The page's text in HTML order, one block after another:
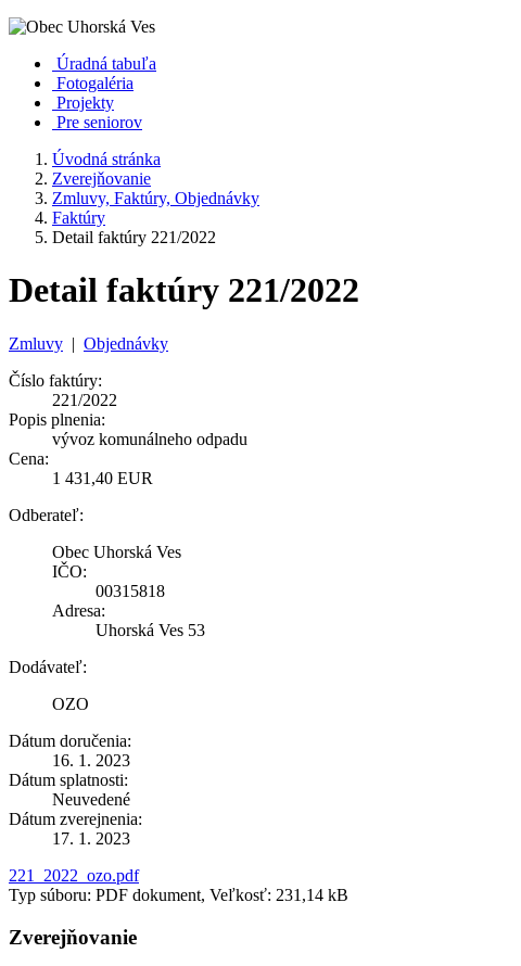
Úradná tabuľa
Fotogaléria
Projekty
Pre seniorov
Úvodná stránka
Zverejňovanie
Zmluvy, Faktúry, Objednávky
Faktúry
Detail faktúry 221/2022
Detail faktúry 221/2022
Zmluvy | Objednávky
Číslo faktúry:
221/2022
Popis plnenia:
vývoz komunálneho odpadu
Cena:
1 431,40 EUR
Odberateľ:
Obec Uhorská Ves
IČO:
00315818
Adresa:
Uhorská Ves 53
Dodávateľ:
OZO
Dátum doručenia:
16. 1. 2023
Dátum splatnosti:
Neuvedené
Dátum zverejnenia:
17. 1. 2023
221_2022_ozo.pdf
Typ súboru: PDF dokument, Veľkosť: 231,14 kB
Zverejňovanie